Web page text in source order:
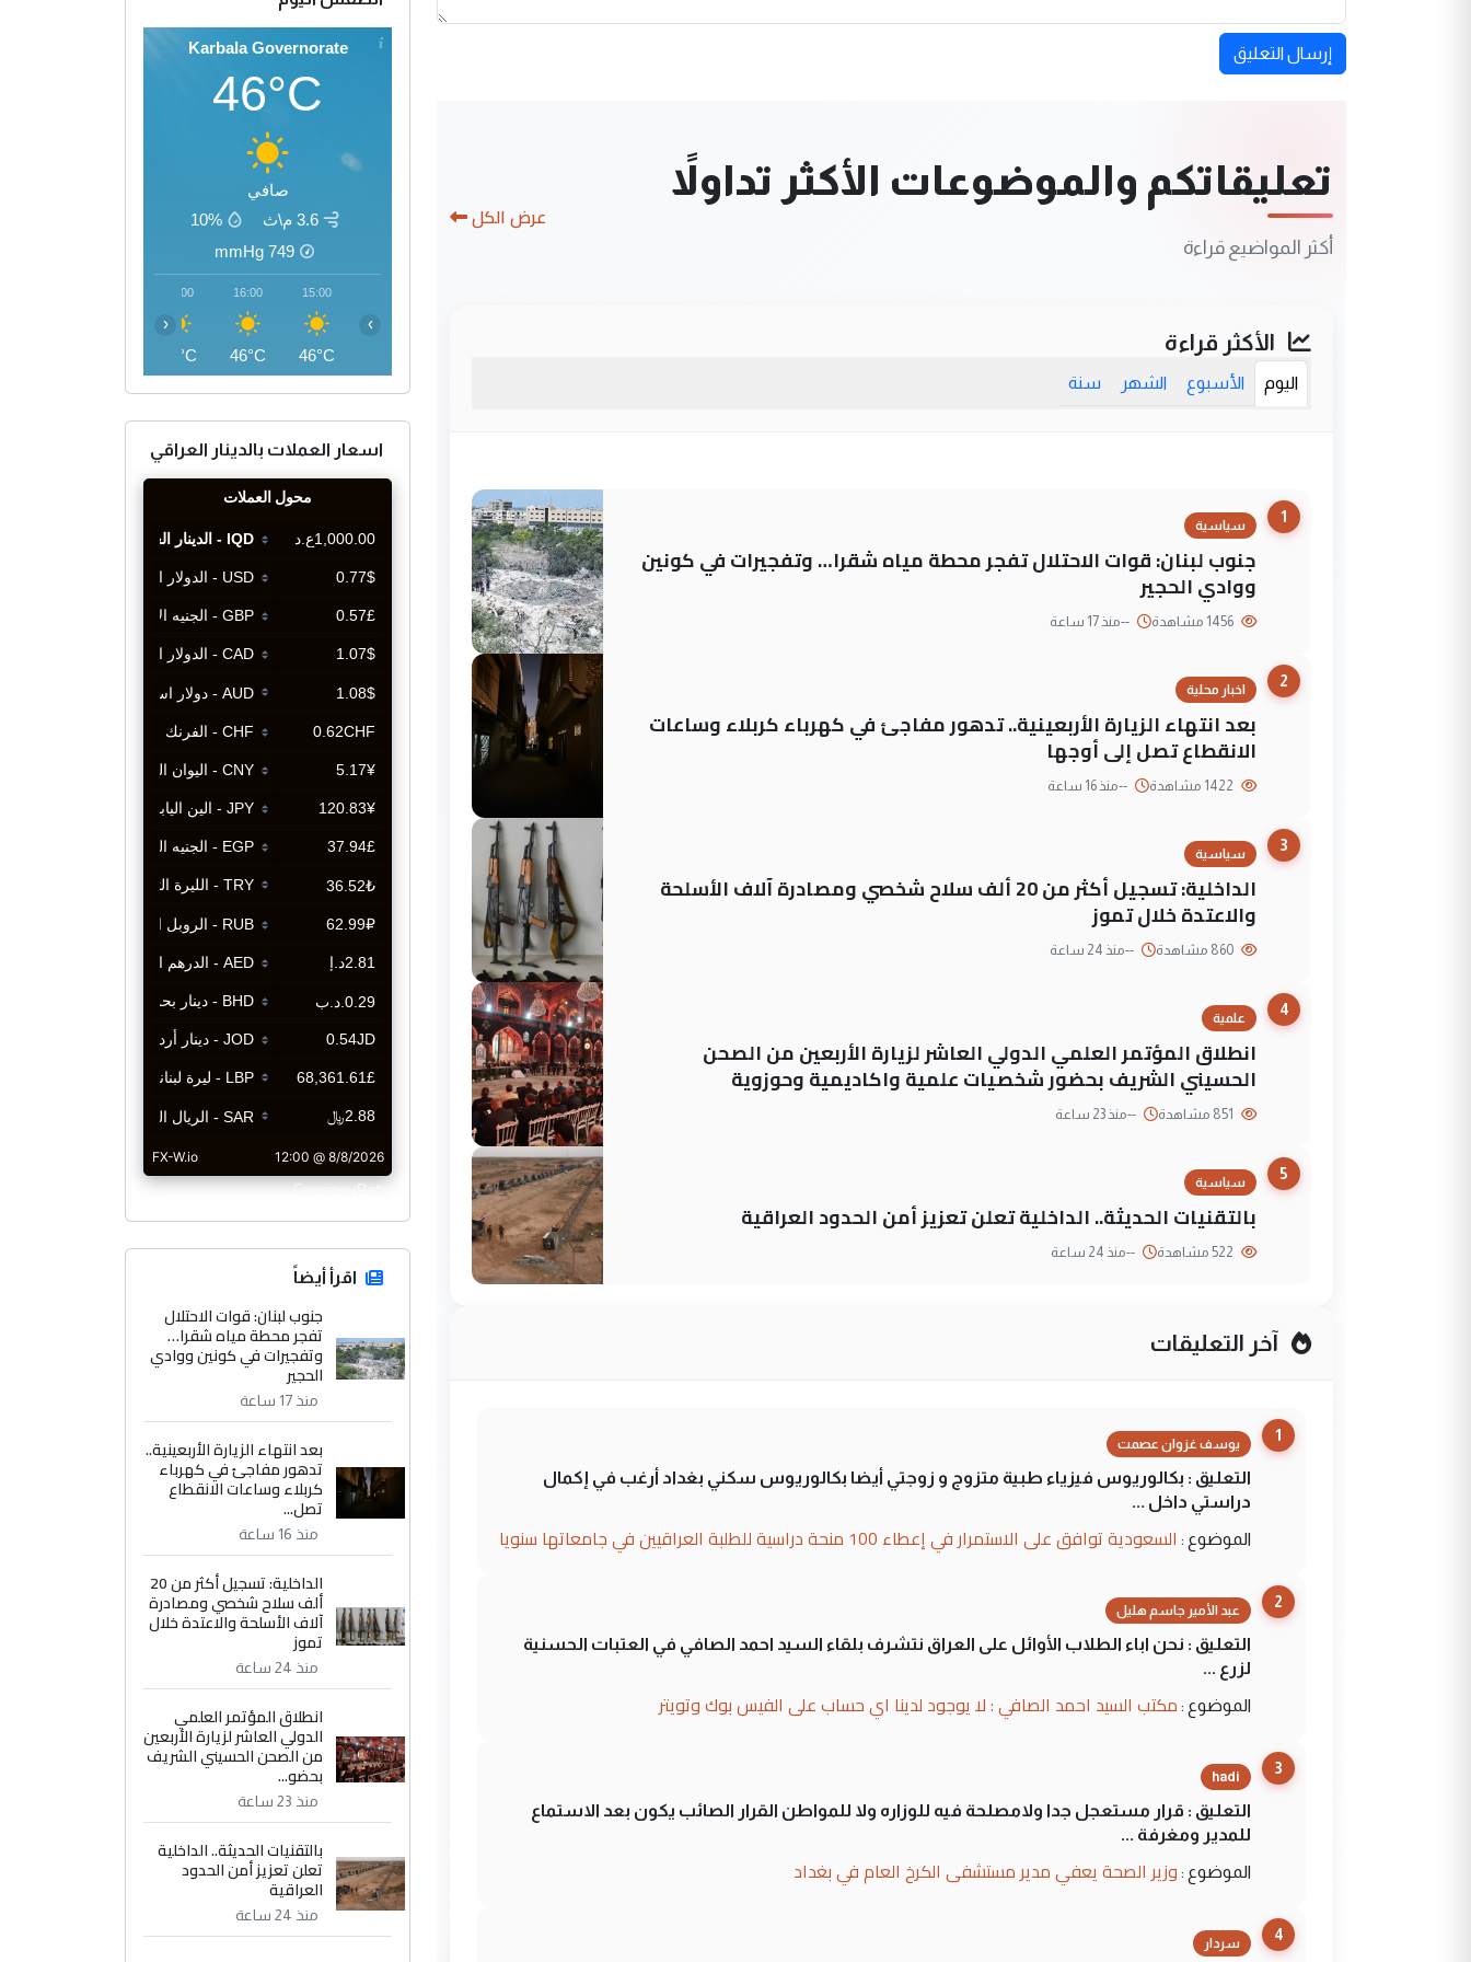
إرسال التعليق
تعليقاتكم والموضوعات الأكثر تداولاً
أكثر المواضيع قراءة
عرض الكل
الأكثر قراءة
اليوم الأسبوع الشهر سنة
1
سياسية
جنوب لبنان: قوات الاحتلال تفجر محطة مياه شقرا… وتفجيرات في كونين
ووادي الحجير
--منذ 17 ساعة
2
اخبار محلية
بعد انتهاء الزيارة الأربعينية.. تدهور مفاجئ في كهرباء كربلاء وساعات
الانقطاع تصل إلى أوجها
--منذ 16 ساعة
3
سياسية
الداخلية: تسجيل أكثر من 20 ألف سلاح شخصي ومصادرة آلاف الأسلحة
والاعتدة خلال تموز
--منذ 24 ساعة
4
علمية
انطلاق المؤتمر العلمي الدولي العاشر لزيارة الأربعين من الصحن
الحسيني الشريف بحضور شخصيات علمية واكاديمية وحوزوية
--منذ 23 ساعة
5
سياسية
بالتقنيات الحديثة.. الداخلية تعلن تعزيز أمن الحدود العراقية
--منذ 24 ساعة
آخر التعليقات
1
يوسف غزوان عصمت
التعليق : بكالوريوس فيزياء طبية متزوج و زوجتي أيضا بكالوريوس سكني بغداد أرغب في إكمال
دراستي داخل ...
الموضوع : السعودية توافق على الاستمرار في إعطاء 100 منحة دراسية للطلبة العراقيين في جامعاتها سنويا
2
عبد الأمير جاسم هليل
التعليق : نحن اباء الطلاب الأوائل على العراق نتشرف بلقاء السيد احمد الصافي في العتبات الحسنية
لزرع ...
الموضوع : مكتب السيد احمد الصافي : لا يوجود لدينا اي حساب على الفيس بوك وتويتر
3
hadi
التعليق : قرار مستعجل جدا ولامصلحة فيه للوزاره ولا للمواطن القرار الصائب يكون بعد الاستماع
للمدير ومغرفة ...
الموضوع : وزير الصحة يعفي مدير مستشفى الكرخ العام في بغداد
4
سردار
Karbala Governorate
46°C
صافي
3.6 م\ث
10%
749
mmHg
15:00
46°C
16:00
46°C
17:00
45°C
‹ ›
اسعار العملات بالدينار العراقي
CurrencyRate
اقرأ أيضاً
جنوب لبنان: قوات الاحتلال
تفجر محطة مياه شقرا…
وتفجيرات في كونين ووادي
الحجير
منذ 17 ساعة
بعد انتهاء الزيارة الأربعينية..
تدهور مفاجئ في كهرباء
كربلاء وساعات الانقطاع
تصل...
منذ 16 ساعة
الداخلية: تسجيل أكثر من 20
ألف سلاح شخصي ومصادرة
آلاف الأسلحة والاعتدة خلال
تموز
منذ 24 ساعة
انطلاق المؤتمر العلمي
الدولي العاشر لزيارة الأربعين
من الصحن الحسيني الشريف
بحضو...
منذ 23 ساعة
بالتقنيات الحديثة.. الداخلية
تعلن تعزيز أمن الحدود
العراقية
منذ 24 ساعة